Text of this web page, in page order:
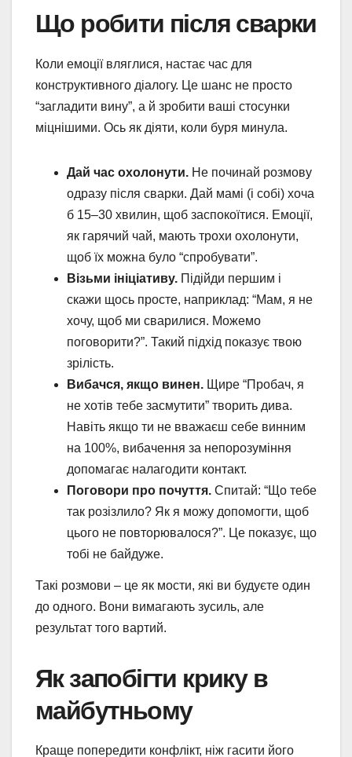
Що робити після сварки
Коли емоції вляглися, настає час для
конструктивного діалогу. Це шанс не просто
“загладити вину”, а й зробити ваші стосунки
міцнішими. Ось як діяти, коли буря минула.
Дай час охолонути. Не починай розмову
одразу після сварки. Дай мамі (і собі) хоча
б 15–30 хвилин, щоб заспокоїтися. Емоції,
як гарячий чай, мають трохи охолонути,
щоб їх можна було “спробувати”.
Візьми ініціативу. Підійди першим і
скажи щось просте, наприклад: “Мам, я не
хочу, щоб ми сварилися. Можемо
поговорити?”. Такий підхід показує твою
зрілість.
Вибачся, якщо винен. Щире “Пробач, я
не хотів тебе засмутити” творить дива.
Навіть якщо ти не вважаєш себе винним
на 100%, вибачення за непорозуміння
допомагає налагодити контакт.
Поговори про почуття. Спитай: “Що тебе
так розізлило? Як я можу допомогти, щоб
цього не повторювалося?”. Це показує, що
тобі не байдуже.
Такі розмови – це як мости, які ви будуєте один
до одного. Вони вимагають зусиль, але
результат того вартий.
Як запобігти крику в
майбутньому
Краще попередити конфлікт, ніж гасити його